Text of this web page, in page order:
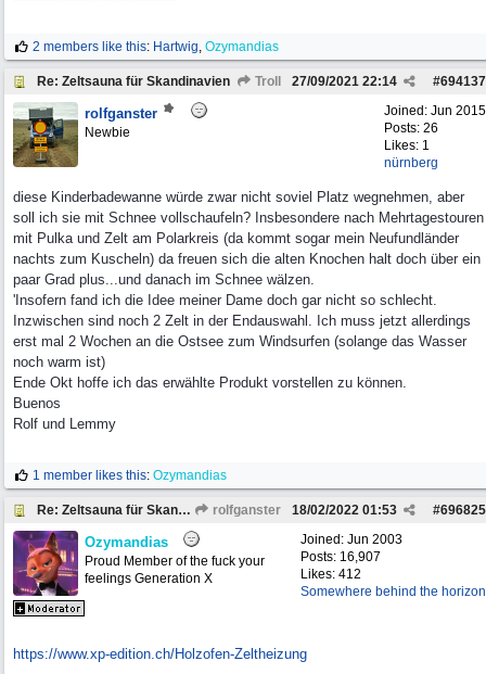
2 members like this: Hartwig, Ozymandias
Re: Zeltsauna für Skandinavien Troll #694137
27/09/2021 22:14
Joined: Jun 2015
Posts: 26
Likes: 1
nürnberg
rolfganster
Newbie
diese Kinderbadewanne würde zwar nicht soviel Platz wegnehmen, aber
soll ich sie mit Schnee vollschaufeln? Insbesondere nach Mehrtagestouren
mit Pulka und Zelt am Polarkreis (da kommt sogar mein Neufundländer
nachts zum Kuscheln) da freuen sich die alten Knochen halt doch über ein
paar Grad plus...und danach im Schnee wälzen.
'Insofern fand ich die Idee meiner Dame doch gar nicht so schlecht.
Inzwischen sind noch 2 Zelt in der Endauswahl. Ich muss jetzt allerdings
erst mal 2 Wochen an die Ostsee zum Windsurfen (solange das Wasser
noch warm ist)
Ende Okt hoffe ich das erwählte Produkt vorstellen zu können.
Buenos
Rolf und Lemmy
1 member likes this: Ozymandias
Re: Zeltsauna für Skandinavien rolfganster #696825
18/02/2022 01:53
Joined: Jun 2003
Posts: 16,907
Likes: 412
Somewhere behind the horizon
Ozymandias
Proud Member of the fuck your
feelings Generation X
https://www.xp-edition.ch/Holzofen-Zeltheizung